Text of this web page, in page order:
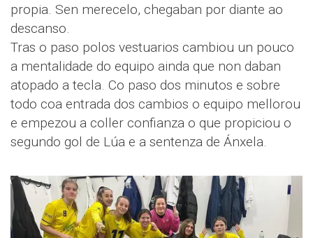
propia. Sen merecelo, chegaban por diante ao
descanso.
Tras o paso polos vestuarios cambiou un pouco
a mentalidade do equipo ainda que non daban
atopado a tecla. Co paso dos minutos e sobre
todo coa entrada dos cambios o equipo mellorou
e empezou a coller confianza o que propiciou o
segundo gol de Lúa e a sentenza de Ánxela.